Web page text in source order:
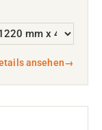
ansehen→